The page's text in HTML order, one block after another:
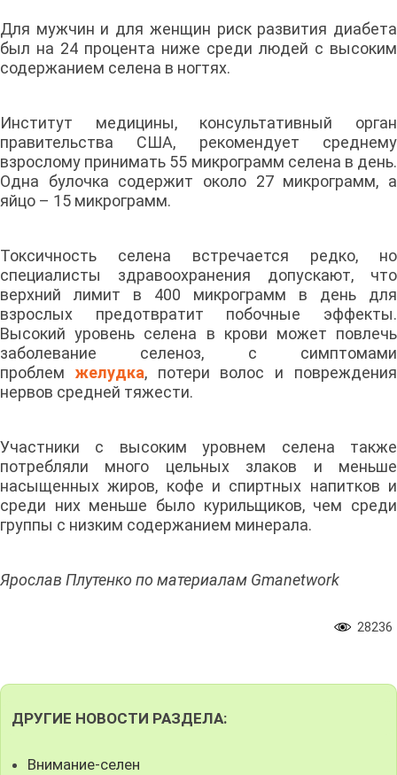
Для мужчин и для женщин риск развития диабета
был на 24 процента ниже среди людей с высоким
содержанием селена в ногтях.
Институт медицины, консультативный орган
правительства США, рекомендует среднему
взрослому принимать 55 микрограмм селена в день.
Одна булочка содержит около 27 микрограмм, а
яйцо – 15 микрограмм.
Токсичность селена встречается редко, но
специалисты здравоохранения допускают, что
верхний лимит в 400 микрограмм в день для
взрослых предотвратит побочные эффекты.
Высокий уровень селена в крови может повлечь
заболевание селеноз, с симптомами
проблем желудка, потери волос и повреждения
нервов средней тяжести.
Участники с высоким уровнем селена также
потребляли много цельных злаков и меньше
насыщенных жиров, кофе и спиртных напитков и
среди них меньше было курильщиков, чем среди
группы с низким содержанием минерала.
Ярослав Плутенко по материалам Gmanetwork
28236
ДРУГИЕ НОВОСТИ РАЗДЕЛА:
Внимание-селен